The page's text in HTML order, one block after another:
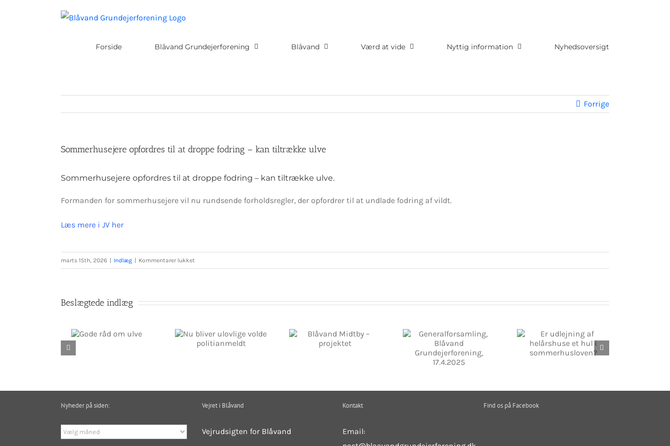
Forside Blåvand Grundejerforening Blåvand Værd at vide Nyttig information Nyhedsoversigt
Forrige
Sommerhusejere opfordres til at droppe fodring – kan tiltrække ulve
Sommerhusejere opfordres til at droppe fodring – kan tiltrække ulve.
Formanden for sommerhusejere vil nu rundsende forholdsregler, der opfordrer til at undlade fodring af vildt.
Læs mere i JV her
marts 15th, 2026 | Indlæg | Kommentarer lukket
Sommerhusejere
at
–
kan
Beslægtede indlæg
Nu bliver ulovlige volde
Blåvand Midtby –
projektet
Generalforsamling,
Blåvand
Er udlejning af helårshuse
et hul i sommerhusloven?
Nyheder på siden:
Nyheder
Vejret i Blåvand
Vejrudsigten for Blåvand
Kontakt
Email:
Find os på Facebook